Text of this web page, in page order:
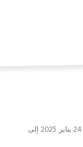
مهرجان الربيع الصيني يقترب، عطلتنا ستكون من 24 يناير 2025 إلى